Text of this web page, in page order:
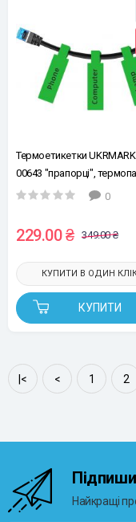
Термоетикетки UKRMARK
00643 "прапорці",
Ш:14мм х В:74мм, рул.60ет,
0
229.00 ₴ 349.00 ₴
КУПИТИ
КУПИТИ В ОДИН
|< < 1 2
Найкращі